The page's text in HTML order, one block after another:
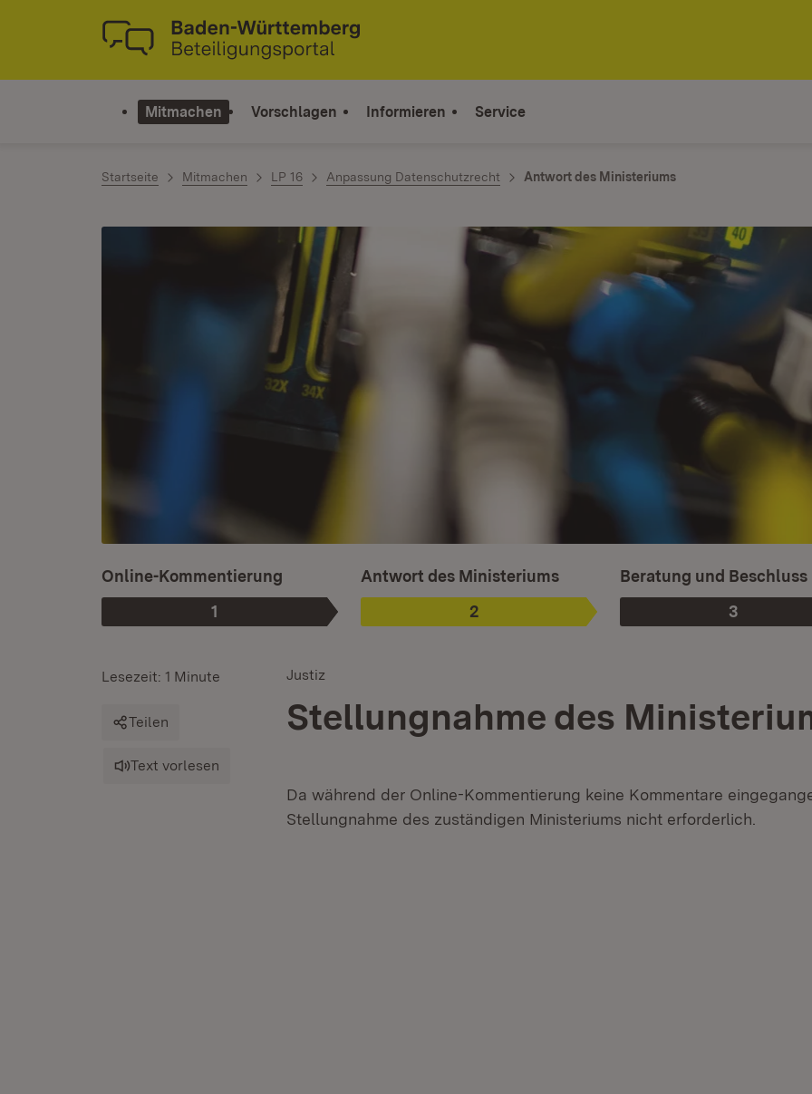
Zum Inhalt springen
Link zur Startseite
Mitmachen Vorschlagen Informieren Service
Startseite Mitmachen LP 16 Anpassung Datenschutzrecht Antwort des Ministeriums
Phase
1
:
Online-Kommentierung
Phase
2
:
Ist ausgewählt.
Antwort des Ministeriums
Phase
3
:
Beratung und Beschluss
Justiz
Stellungnahme des
Lesezeit: 1 Minute
Teilen
Text vorlesen
Da während der Online-Kommentierung keine Kommentare
Stellungnahme des zuständigen Ministeriums nicht erforderlich.